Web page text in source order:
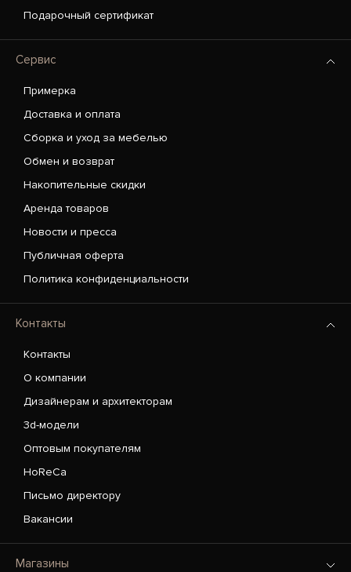
Подарочный сертификат
Сервис
Примерка
Доставка и оплата
Сборка и уход за мебелью
Обмен и возврат
Накопительные скидки
Аренда товаров
Новости и пресса
Публичная оферта
Политика конфиденциальности
Контакты
Контакты
О компании
Дизайнерам и архитекторам
3d-модели
Оптовым покупателям
HoReCa
Письмо директору
Вакансии
Магазины